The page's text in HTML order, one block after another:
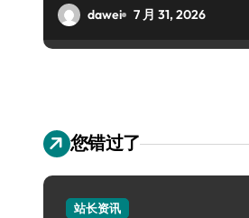
dawei 7 月 31, 2026
您错过了
站长资讯